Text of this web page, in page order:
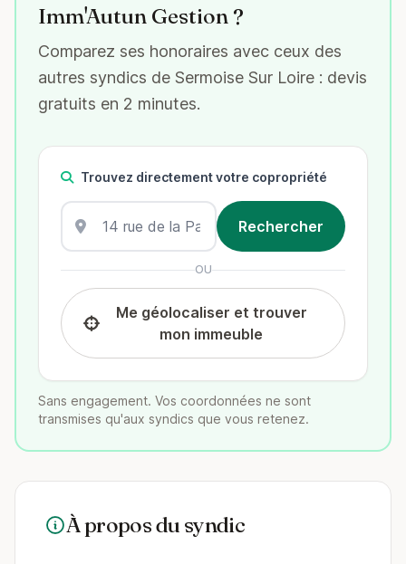
Imm'Autun Gestion ?
Comparez ses honoraires avec ceux des
autres syndics de Sermoise Sur Loire : devis
gratuits en 2 minutes.
Trouvez directement votre copropriété
OU
Me géolocaliser et trouver
mon immeuble
Sans engagement. Vos coordonnées ne sont
transmises qu'aux syndics que vous retenez.
À propos du syndic